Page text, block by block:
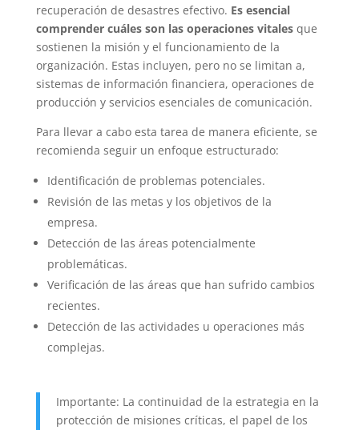
recuperación de desastres efectivo. Es esencial
comprender cuáles son las operaciones vitalesque
sostienen la misión y el funcionamiento de la
organización. Estas incluyen, pero no se limitan a,
sistemas de información financiera, operaciones de
producción y servicios esenciales de comunicación.
Para llevar a cabo esta tarea de manera eficiente, se
recomienda seguir un enfoque estructurado:
Identificación de problemas potenciales.
Revisión de las metas y los objetivos de la
empresa.
Detección de las áreas potencialmente
problemáticas.
Verificación de las áreas que han sufrido cambios
recientes.
Detección de las actividades u operaciones más
complejas.
Importante: La continuidad de la estrategia en la
protección de misiones críticas, el papel de los